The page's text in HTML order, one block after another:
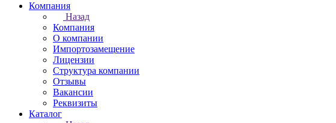
Компания
Назад
Компания
О компании
Импортозамещение
Лицензии
Структура компании
Отзывы
Вакансии
Реквизиты
Каталог